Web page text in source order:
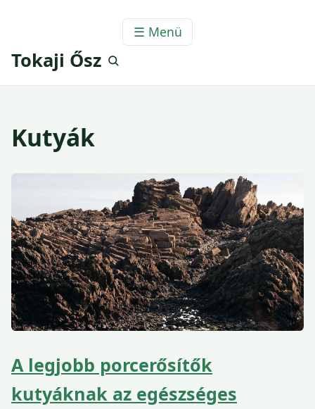
☰ Menü
Tokaji Ősz
Kutyák
A legjobb porcerősítők
kutyáknak az egészséges